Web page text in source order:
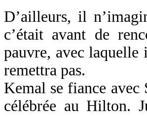
D’ailleurs, il
c’était avant de
pauvre, avec laquelle
remettra pas.
Kemal se fiance avec
célébrée au Hilton.